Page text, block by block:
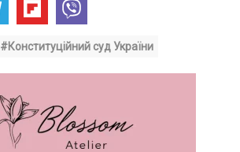
#Конституційний суд України